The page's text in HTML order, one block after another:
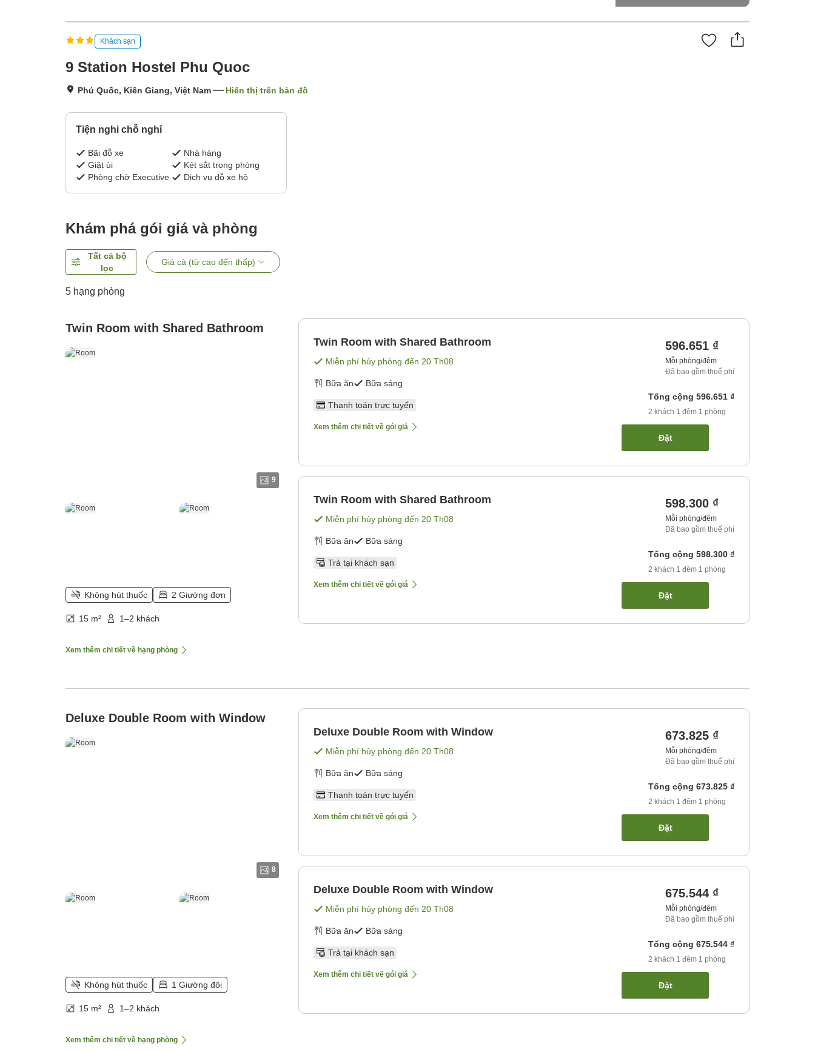
Khách sạn
9 Station Hostel Phu Quoc
Phú Quốc, Kiên Giang, Việt Nam Hiển thị trên bản đồ
Tiện nghi chỗ nghỉ
Bãi đỗ xe
Nhà hàng
Giặt ủi
Két sắt trong phòng
Phòng chờ Executive
Dịch vụ đỗ xe hộ
Khám phá gói giá và phòng
Tất cả bộ
lọc
Giá cả (từ cao đến thấp)
5 hạng phòng
Twin Room with Shared Bathroom
9
Không hút thuốc 2 Giường đơn
15 m² 1–2 khách
Xem thêm chi tiết về hạng phòng
Twin Room with Shared Bathroom
Miễn phí hủy phòng đến 20 Th08
Bữa ăn Bữa sáng
Thanh toán trực tuyến
Xem thêm chi tiết về gói giá
596.651 ₫
Mỗi phòng/đêm
Đã bao gồm thuế phí
Tổng cộng 596.651 ₫
2 khách 1 đêm 1 phòng
Đặt
Twin Room with Shared Bathroom
Miễn phí hủy phòng đến 20 Th08
Bữa ăn Bữa sáng
Trả tại khách sạn
Xem thêm chi tiết về gói giá
598.300 ₫
Mỗi phòng/đêm
Đã bao gồm thuế phí
Tổng cộng 598.300 ₫
2 khách 1 đêm 1 phòng
Đặt
Deluxe Double Room with Window
8
Không hút thuốc 1 Giường đôi
15 m² 1–2 khách
Xem thêm chi tiết về hạng phòng
Deluxe Double Room with Window
Miễn phí hủy phòng đến 20 Th08
Bữa ăn Bữa sáng
Thanh toán trực tuyến
Xem thêm chi tiết về gói giá
673.825 ₫
Mỗi phòng/đêm
Đã bao gồm thuế phí
Tổng cộng 673.825 ₫
2 khách 1 đêm 1 phòng
Đặt
Deluxe Double Room with Window
Miễn phí hủy phòng đến 20 Th08
Bữa ăn Bữa sáng
Trả tại khách sạn
Xem thêm chi tiết về gói giá
675.544 ₫
Mỗi phòng/đêm
Đã bao gồm thuế phí
Tổng cộng 675.544 ₫
2 khách 1 đêm 1 phòng
Đặt